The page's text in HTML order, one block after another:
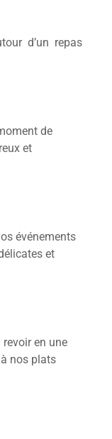
d’un repas
de
et
événements
et
en une
nos plats